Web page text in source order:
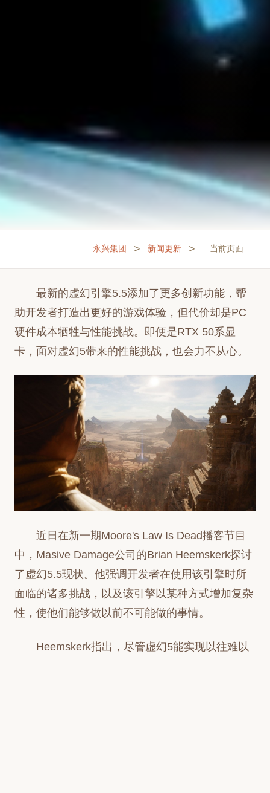
永兴集团 > 新闻更新 > 当前页面
最新的虚幻引擎5.5添加了更多创新功能，帮
助开发者打造出更好的游戏体验，但代价却是PC
硬件成本牺牲与性能挑战。即便是RTX 50系显
卡，面对虚幻5带来的性能挑战，也会力不从心。
近日在新一期Moore's Law Is Dead播客节目
中，Masive Damage公司的Brian Heemskerk探讨
了虚幻5.5现状。他强调开发者在使用该引擎时所
面临的诸多挑战，以及该引擎以某种方式增加复杂
性，使他们能够做以前不可能做的事情。
Heemskerk指出，尽管虚幻5能实现以往难以